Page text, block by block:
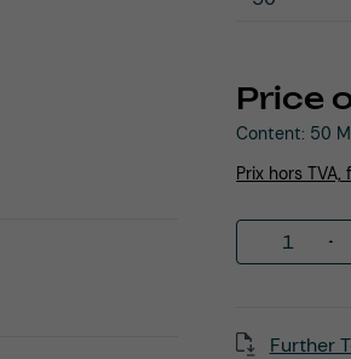
Price
Content: 50
Prix hors
Further